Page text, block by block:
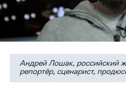
Андрей Лошак, российский
репортёр, сценарист,